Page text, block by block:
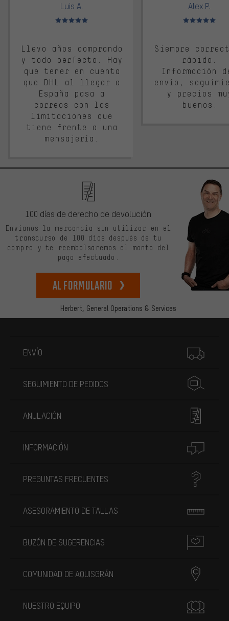
Luis A.
Valoración media: 5 de 5
Llevo años comprando
y todo perfecto. Hay
que tener en cuenta
que DHL al llegar a
España pasa a
correos con las
limitaciones que
tiene frente a una
mensajería.
Alex P.
Valoración
Siempre
rápido.
Información
envío,
y precios
buenos.
Herbert, General Operations & Services
100 días de derecho de devolución
Envíanos la mercancía sin utilizar en el
transcurso de 100 días después de tu
compra y te reembolsaremos el monto del
pago efectuado.
Al formulario
ENVÍO
SEGUIMIENTO DE PEDIDOS
ANULACIÓN
INFORMACIÓN
PREGUNTAS FRECUENTES
ASESORAMIENTO DE TALLAS
BUZÓN DE SUGERENCIAS
COMUNIDAD DE AQUISGRÁN
NUESTRO EQUIPO